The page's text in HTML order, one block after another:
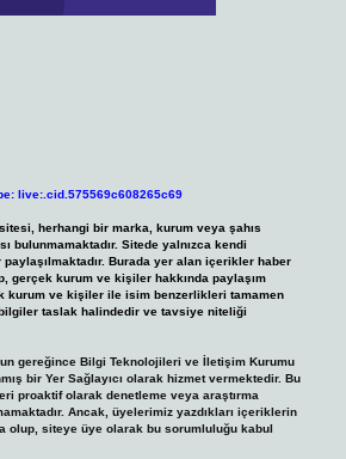
live:.cid.575569c608265c69
herhangi bir marka, kurum veya şahıs
bulunmamaktadır. Sitede yalnızca kendi
paylaşılmaktadır. Burada yer alan içerikler haber
gerçek kurum ve kişiler hakkında paylaşım
kurum ve kişiler ile isim benzerlikleri tamamen
taslak halindedir ve tavsiye niteliği
gereğince Bilgi Teknolojileri ve İletişim Kurumu
bir Yer Sağlayıcı olarak hizmet vermektedir. Bu
proaktif olarak denetleme veya araştırma
Ancak, üyelerimiz yazdıkları içeriklerin
olup, siteye üye olarak bu sorumluluğu kabul